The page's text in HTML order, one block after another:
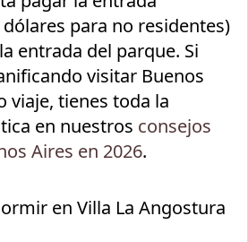
para no residentes)
entrada del parque. Si
visitar Buenos
viaje, tienes toda la
en nuestros consejos
Aires en 2026.
en Villa La Angostura